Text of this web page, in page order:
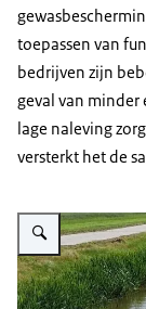
toepassen van
bedrijven zijn
geval van minder
lage naleving
versterkt het de
Vergroot afbeelding